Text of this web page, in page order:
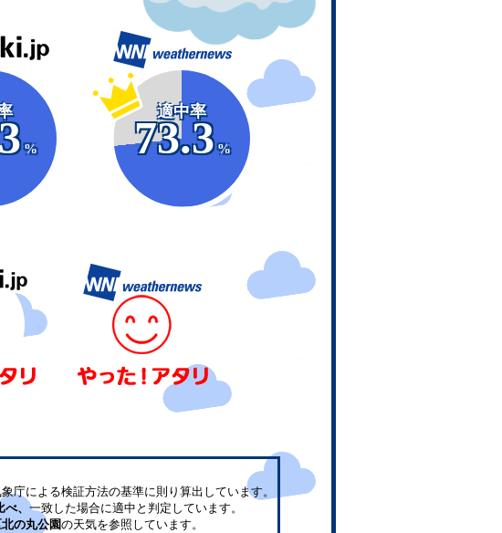
%
適中率
73.3
%
庁による検証方法の基準に則り算出しています。
、 一致した場合に適中と判定しています。
の丸公園の天気を参照しています。